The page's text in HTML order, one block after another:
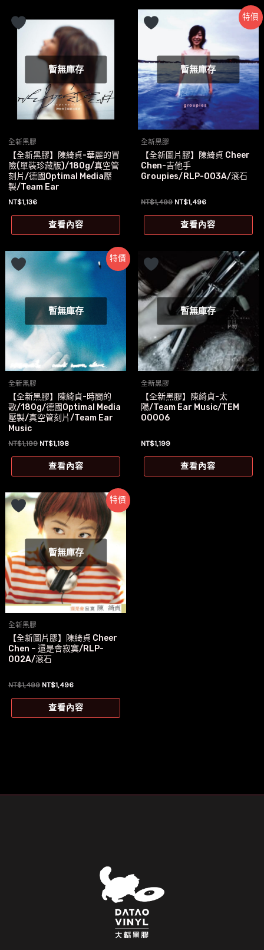
暫無庫存
全新黑膠
【全新黑膠】陳綺貞-華麗的冒
險(單裝珍藏版)/180g/真空管
刻片/德國Optimal Media壓
製/Team Ear
NT$1,136
查看內容
特價
暫無庫存
全新黑膠
【全新圖片膠】陳綺貞 Cheer
Chen-吉他手
Groupies/RLP-003A/滾石
NT$1,499 原
價
格：
NT$1,496目
價
格：
查看內容
特價
暫無庫存
全新黑膠
【全新黑膠】陳綺貞-時間的
歌/180g/德國Optimal Media
壓製/真空管刻片/Team Ear
Music
NT$1,199 原
格：
NT$1,198目
價
格：
查看內容
暫無庫存
全新黑膠
【全新黑膠】陳綺貞-太
陽/Team Ear Music/TEM
00006
NT$1,199
查看內容
特價
暫無庫存
全新黑膠
【全新圖片膠】陳綺貞 Cheer
Chen – 還是會寂寞/RLP-
002A/滾石
NT$1,499 原
價
格：
NT$1,496目
價
格：
查看內容